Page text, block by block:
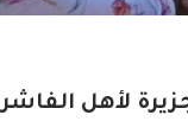
لأهل الفاشر